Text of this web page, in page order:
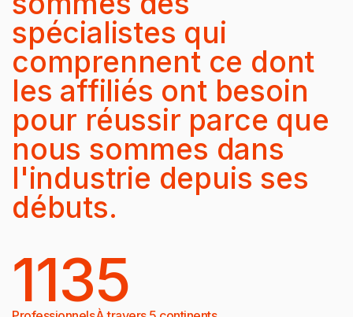
spécialistes qui
comprennent ce dont
les affiliés ont besoin
pour réussir parce que
nous sommes dans
l'industrie depuis ses
débuts.
1135